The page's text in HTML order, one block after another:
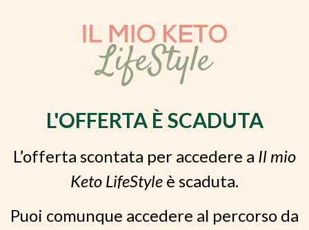
L'OFFERTA È SCADUTA
L’offerta scontata per accedere a Il mio
Keto LifeStyle è scaduta.
Puoi comunque accedere al percorso da